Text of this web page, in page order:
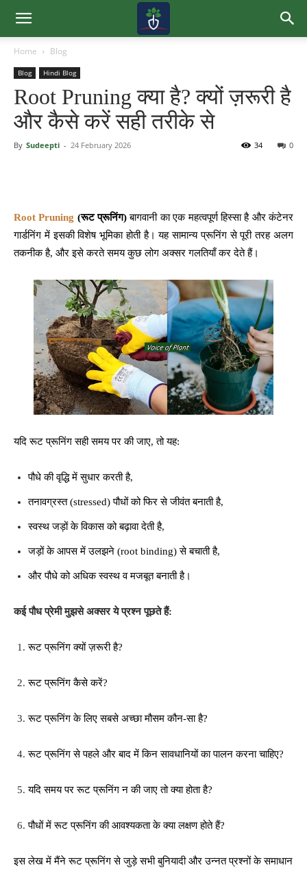
Home Blog
Blog Hindi Blog
Root Pruning क्या है? क्यों ज़रूरी है
और कैसे करें सही तरीके से
By Sudeepti - 24 February 2026 0
34
Root Pruning (रूट प्रूनिंग)बागवानी का एक महत्वपूर्ण हिस्सा है और कंटेनर
गार्डनिंग में इसकी विशेष भूमिका होती है। यह सामान्य प्रूनिंग से पूरी तरह अलग
तकनीक है, और इसे करते समय कुछ लोग अक्सर गलतियाँ कर देते हैं।
यदि रूट प्रूनिंग सही समय पर की जाए, तो यह:
पौधे की वृद्धि में सुधार करती है,
तनावग्रस्त (stressed) पौधों को फिर से जीवंत बनाती है,
स्वस्थ जड़ों के विकास को बढ़ावा देती है,
जड़ों के आपस में उलझने (root binding) से बचाती है,
और पौधे को अधिक स्वस्थ व मजबूत बनाती है।
कई पौध प्रेमी मुझसे अक्सर ये प्रश्न पूछते हैं:
रूट प्रूनिंग क्यों ज़रूरी है?
रूट प्रूनिंग कैसे करें?
रूट प्रूनिंग के लिए सबसे अच्छा मौसम कौन-सा है?
रूट प्रूनिंग से पहले और बाद में किन सावधानियों का पालन करना चाहिए?
यदि समय पर रूट प्रूनिंग न की जाए तो क्या होता है?
पौधों में रूट प्रूनिंग की आवश्यकता के क्या लक्षण होते हैं?
इस लेख में मैंने रूट प्रूनिंग से जुड़े सभी बुनियादी और उन्नत प्रश्नों के समाधान